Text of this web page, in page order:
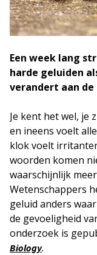
Een week lang
harde geluiden
verandert aan de
Je kent het wel, je
en ineens voelt
klok voelt
woorden komen
waarschijnlijk
Wetenschappers
geluid anders
de gevoeligheid
onderzoek is
Biology.